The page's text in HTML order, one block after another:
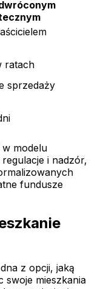
ratach
sprzedaży
modelu
i nadzór,
fundusze
z opcji, jaką
swoje mieszkania